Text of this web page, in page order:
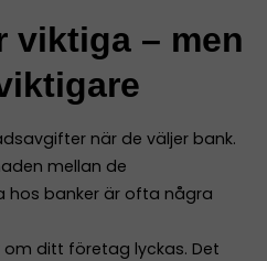
viktiga – men
när de väljer bank.
mellan de
hos banker är ofta några
ditt företag lyckas. Det